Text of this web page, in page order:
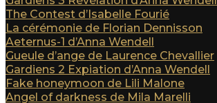
The Contest d’Isabelle Fourié
La cérémonie de Florian Dennisson
Aeternus-1 d’Anna Wendell
Gueule d’ange de Laurence Chevallier
Gardiens 2 Expiation d’Anna Wendell
Fake honeymoon de Lili Malone
Angel of darkness de Mila Marelli